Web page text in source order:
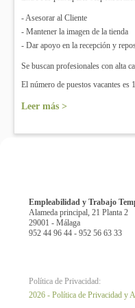
- Asesorar al Cliente
- Mantener la imagen de la tienda
- Dar apoyo en la recepción y
Se buscan profesionales con alta
El número de puestos vacantes es 1
Leer más >
Empleabilidad y Trabajo
Alameda principal, 21 Planta 2
29001 - Málaga
952 44 96 44 - 952 56 63 33
Política de Privacidad:
2026 - Política de Privacidad y